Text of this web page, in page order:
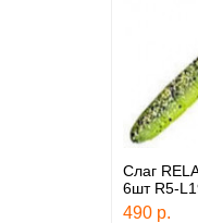
Слаг
6шт R5-
490 р.